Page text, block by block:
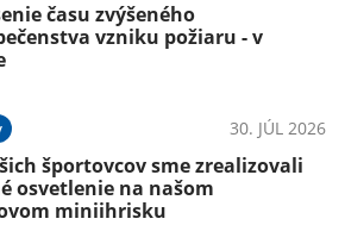
času zvýšeného
vzniku požiaru - v
30. JÚL 2026
športovcov sme zrealizovali
osvetlenie na našom
miniihrisku